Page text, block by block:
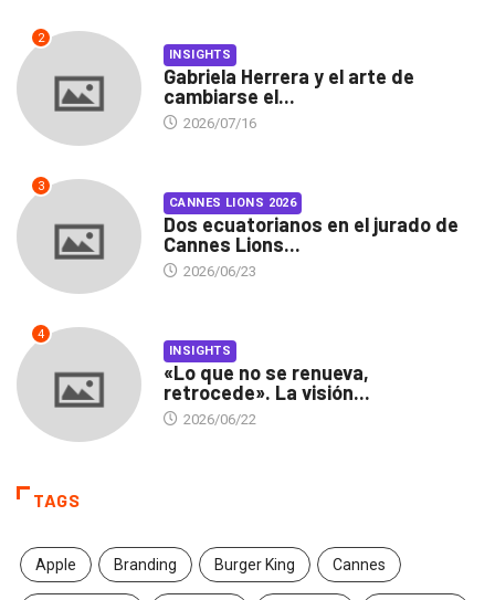
2
INSIGHTS
Gabriela Herrera y el arte de
cambiarse el...
2026/07/16
3
CANNES LIONS 2026
Dos ecuatorianos en el jurado de
Cannes Lions...
2026/06/23
4
INSIGHTS
«Lo que no se renueva,
retrocede». La visión...
2026/06/22
TAGS
Apple Branding Burger King Cannes